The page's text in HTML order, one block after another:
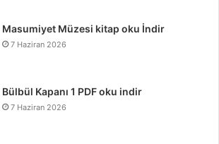
Masumiyet Müzesi kitap oku İndir
7 Haziran 2026
Bülbül Kapanı 1 PDF oku indir
7 Haziran 2026